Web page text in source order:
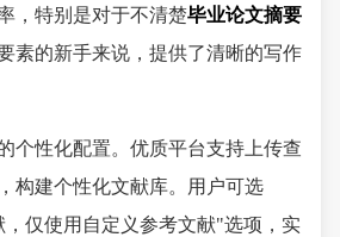
，特别是对于不清楚毕业论文摘要
素的新手来说，提供了清晰的写作
个性化配置。优质平台支持上传查
构建个性化文献库。用户可选
仅使用自定义参考文献"选项，实